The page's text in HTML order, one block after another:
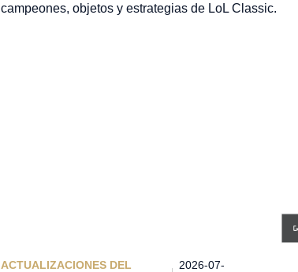
campeones, objetos y estrategias de LoL Classic.
ACTUALIZACIONES DEL
2026-07-